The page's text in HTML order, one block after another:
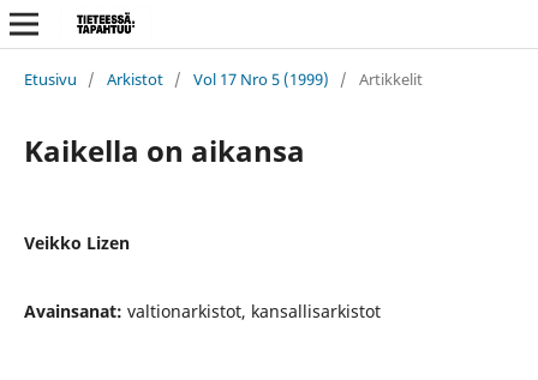
Etusivu / Arkistot / Vol 17 Nro 5 (1999) / Artikkelit
Kaikella on aikansa
Veikko Lizen
Avainsanat: valtionarkistot, kansallisarkistot